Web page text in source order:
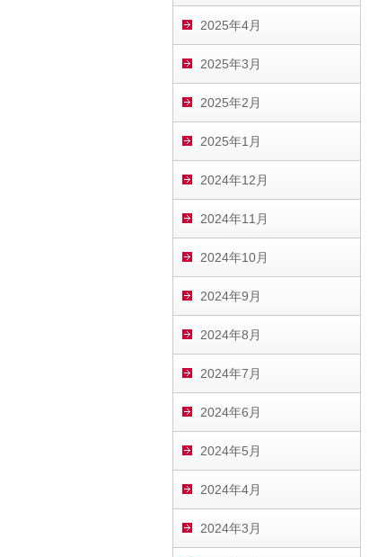
2025年4月
2025年3月
2025年2月
2025年1月
2024年12月
2024年11月
2024年10月
2024年9月
2024年8月
2024年7月
2024年6月
2024年5月
2024年4月
2024年3月